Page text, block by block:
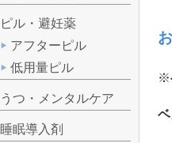
※
ピル・避妊薬
アフターピル
低用量ピル
うつ・メンタルケア
睡眠導入剤